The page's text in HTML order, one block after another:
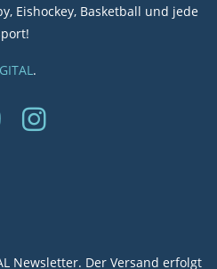
Eishockey, Basketball und jede
.
Newsletter. Der Versand erfolgt